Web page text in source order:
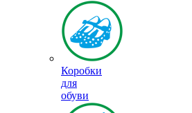
Коробки
для
обуви